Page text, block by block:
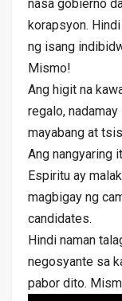
nasa gobierno
korapsyon.
ng isang
Mismo!
Ang higit na
regalo, nadamay
mayabang at
Ang nangyaring
Espiritu ay
magbigay ng
candidates.
Hindi naman
negosyante sa
pabor dito.